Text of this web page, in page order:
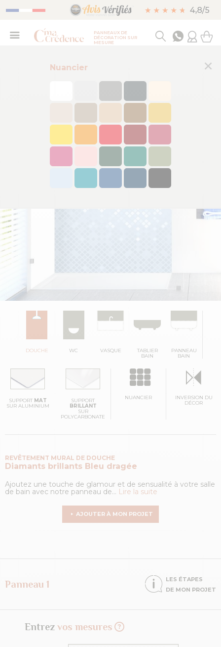
PANNEAUX DE
DÉCORATION SUR
MESURE
Nuancier ×
DOUCHE WC VASQUE
TABLIER
BAIN
PANNEAU
BAIN
SUPPORT MAT
SUR ALUMINIUM
SUPPORT
BRILLANT
SUR
POLYCARBONATE
NUANCIER
INVERSION DU
DÉCOR
REVÊTEMENT MURAL DE DOUCHE
Diamants brillants Bleu dragée
Ajoutez une touche de glamour et de sensualité à votre salle
de bain avec notre panneau de... Lire la suite
AJOUTER À MON PROJET
Panneau 1
LES ÉTAPES
DE MON PROJET
Entrez vos mesures